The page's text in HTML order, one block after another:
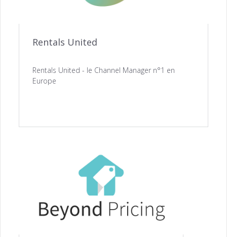
Rentals United
Rentals United - le Channel Manager n°1 en
Europe